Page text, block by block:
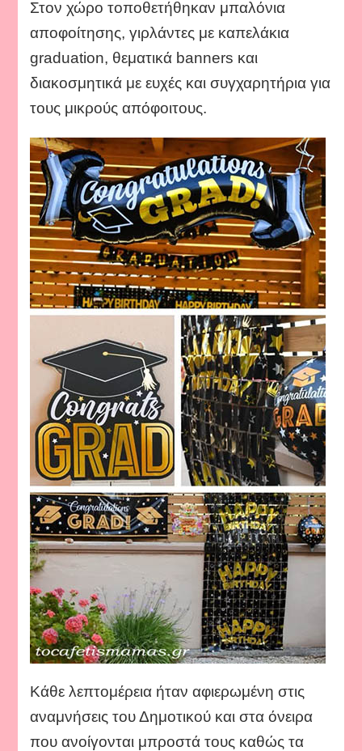
Στον χώρο τοποθετήθηκαν μπαλόνια
αποφοίτησης, γιρλάντες με καπελάκια
graduation, θεματικά banners και
διακοσμητικά με ευχές και συγχαρητήρια για
τους μικρούς απόφοιτους.
Κάθε λεπτομέρεια ήταν αφιερωμένη στις
αναμνήσεις του Δημοτικού και στα όνειρα
που ανοίγονται μπροστά τους καθώς τα